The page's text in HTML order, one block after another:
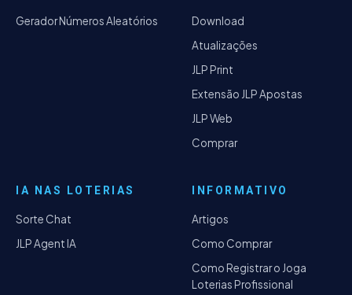
Gerador Números Aleatórios
Download
Atualizações
JLP Print
Extensão JLP Apostas
JLP Web
Comprar
IA NAS LOTERIAS
Sorte Chat
JLP Agent IA
INFORMATIVO
Artigos
Como Comprar
Como Registrar o Joga
Loterias Profissional